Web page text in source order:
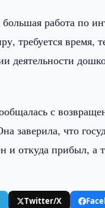
работа по
требуется время,
деятельности
с
заверила, что
и откуда прибыл,
Twitter/X